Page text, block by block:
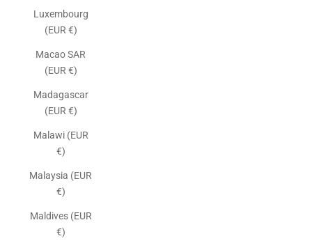
Luxembourg
(EUR €)
Macao SAR
(EUR €)
Madagascar
(EUR €)
Malawi (EUR
€)
Malaysia (EUR
€)
Maldives (EUR
€)